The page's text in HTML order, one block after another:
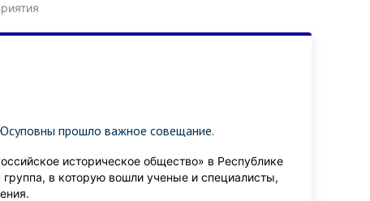
прошло важное совещание.
историческое общество» в Республике
в которую вошли ученые и специалисты,